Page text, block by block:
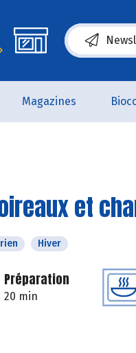
(s’ouvre
Magazines
et
Hiver
Préparation
20 min